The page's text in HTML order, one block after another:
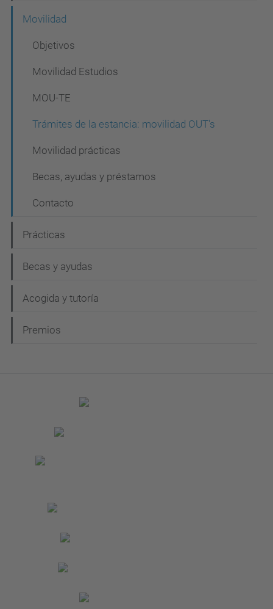
Movilidad
Objetivos
Movilidad Estudios
MOU-TE
Trámites de la estancia: movilidad OUT's
Movilidad prácticas
Becas, ayudas y préstamos
Contacto
Prácticas
Becas y ayudas
Acogida y tutoría
Premios